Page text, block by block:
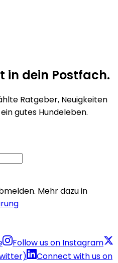
in dein Postfach.
Ratgeber, Neuigkeiten
gutes Hundeleben.
Mehr dazu in
Follow us on Instagram
Connect with us on